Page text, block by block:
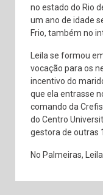
no estado do Rio
um ano de idade
Frio, também no
Leila se formou
vocação para os
incentivo do
que ela entrasse
comando da
do Centro
gestora de outras
No Palmeiras,
votos, e foi